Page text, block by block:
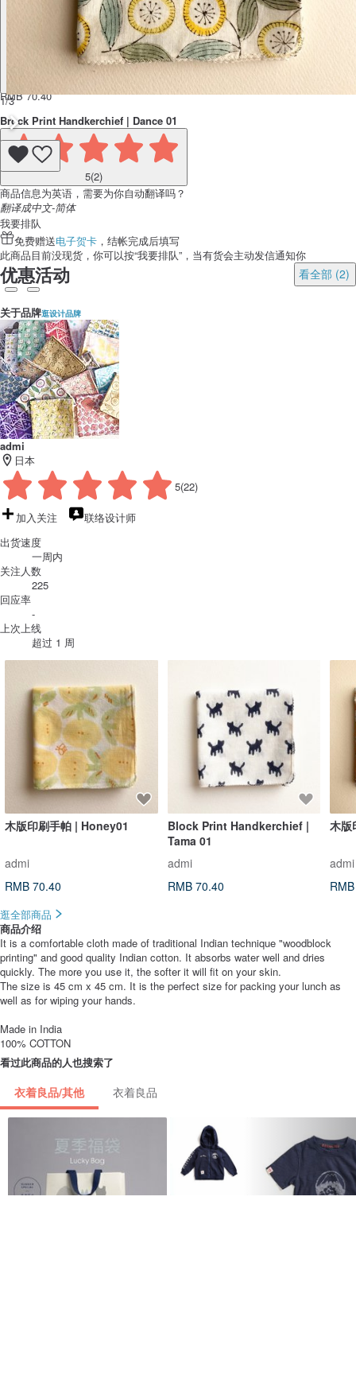
1/3
RMB 70.40
Brock Print Handkerchief | Dance 01
5(2)
商品信息为英语，需要为你自动翻译吗？
翻译成中文-简体
我要排队
免费赠送电子贺卡 ，结帐完成后填写
此商品目前没现货，你可以按“我要排队”，当有货会主动发信通知你
优惠活动 看全部 (2)
关于品牌逛设计品牌
admi
日本
5(22)
加入关注
联络设计师
出货速度
一周内
关注人数
225
回应率
-
上次上线
超过 1 周
木版印刷手帕 | Honey01
admi
RMB 70.40
Block Print Handkerchief |
Tama 01
admi
RMB 70.40
木版
admi
逛全部商品
商品介绍
It is a comfortable cloth made of traditional Indian technique "woodblock
printing" and good quality Indian cotton. It absorbs water well and dries
quickly. The more you use it, the softer it will fit on your skin.
The size is 45 cm x 45 cm. It is the perfect size for packing your lunch as
well as for wiping your hands.
Made in India
100% COTTON
看过此商品的人也搜索了
衣着良品/其他 衣着良品